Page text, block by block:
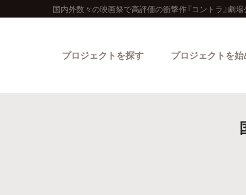
国内外数々の映画祭で高評価の衝撃作『コントラ』劇
プロジェクトを探す プロジェクトを始